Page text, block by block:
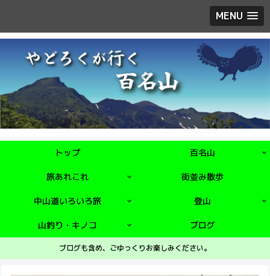
MENU
トップ 百名山
旅あれこれ 街並み散歩
中山道いろいろ旅 登山
山釣り・キノコ ブログ
ブログも含め、ごゆっくりお楽しみください。